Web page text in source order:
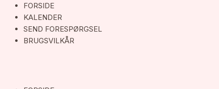
FORSIDE
KALENDER
SEND FORESPØRGSEL
BRUGSVILKÅR